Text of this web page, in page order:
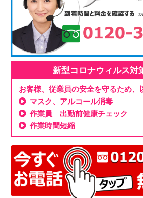
新型コロナウィルス対
お客様、従業員の安全を守るため、
マスク、アルコール消毒
作業員 出勤前健康チェック
作業時間短縮